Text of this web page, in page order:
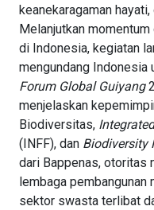
keanekaragaman
Melanjutkan
di Indonesia, kegiatan
mengundang
Forum Global Guiyang
menjelaskan
Biodiversitas,
(INFF), dan Biodiversity
dari Bappenas, otoritas
lembaga
sektor swasta terlibat